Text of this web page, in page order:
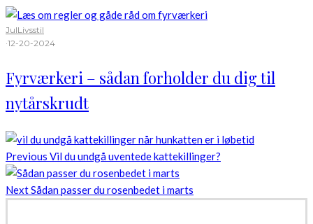
JulLivsstil
·12-20-2024
Fyrværkeri – sådan forholder du dig til
nytårskrudt
Previous Vil du undgå uventede kattekillinger?
NextSådan passer du rosenbedet i marts